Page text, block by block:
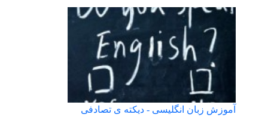
آموزش زبان انگلیسی - دیکته ی تصادفی